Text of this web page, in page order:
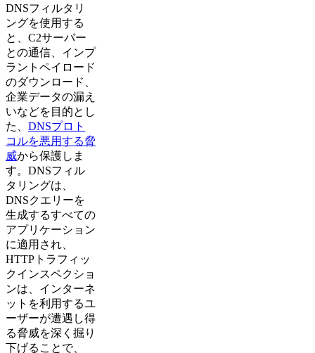
DNSフィルタリ
ングを使用する
と、C2サーバー
との通信、インプ
ラントペイロード
のダウンロード、
企業データの漏え
いなどを目的とし
た、 DNSプロト
コルを悪用する脅
威から保護しま
す。DNSフィル
タリングは、
DNSクエリーを
生成するすべての
アプリケーション
に適用され、
HTTPトラフィッ
クインスペクショ
ンは、インターネ
ットを利用するユ
ーザーが遭遇し得
る脅威を深く掘り
下げることで、